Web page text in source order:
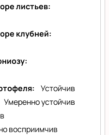
листьев
клубней
Устойчив
Умеренно устойчив
восприимчив